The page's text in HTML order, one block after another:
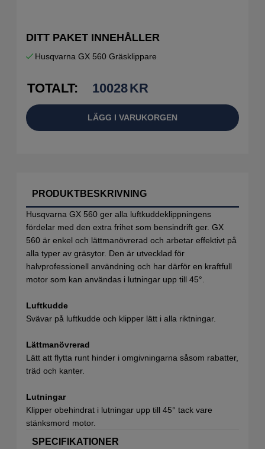
DITT PAKET INNEHÅLLER
Husqvarna GX 560 Gräsklippare
TOTALT: 10028KR
LÄGG I VARUKORGEN
PRODUKTBESKRIVNING
Husqvarna GX 560 ger alla luftkuddeklippningens
fördelar med den extra frihet som bensindrift ger. GX
560 är enkel och lättmanövrerad och arbetar effektivt på
alla typer av gräsytor. Den är utvecklad för
halvprofessionell användning och har därför en kraftfull
motor som kan användas i lutningar upp till 45°.
Luftkudde
Svävar på luftkudde och klipper lätt i alla riktningar.
Lättmanövrerad
Lätt att flytta runt hinder i omgivningarna såsom rabatter,
träd och kanter.
Lutningar
Klipper obehindrat i lutningar upp till 45° tack vare
stänksmord motor.
SPECIFIKATIONER